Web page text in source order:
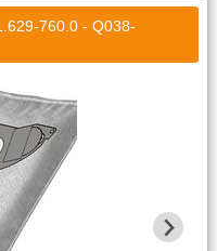
760.0 - Q038-